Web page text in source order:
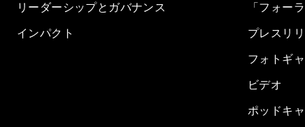
リーダーシップとガバナンス
インパクト
「フォー
プレスリ
フォトギ
ビデオ
ポッドキ